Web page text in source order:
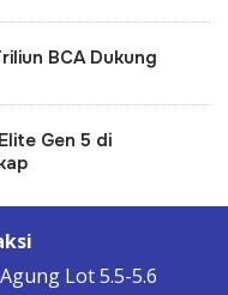
BCA Dukung
Gen 5 di
Lot 5.5-5.6